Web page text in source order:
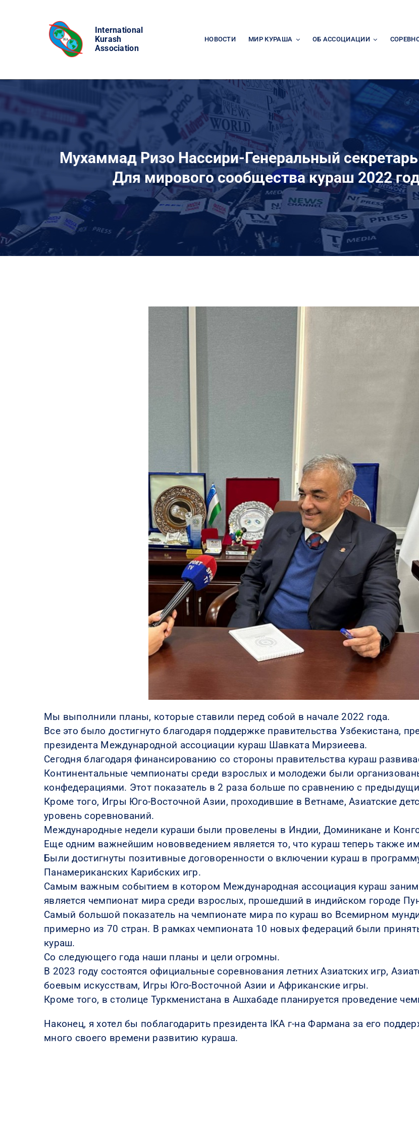
International
Kurash
Association
НОВОСТИ МИР КУРАША ОБ АССОЦИАЦИИ
Мухаммад Ризо Нассири-Генеральный секретарь
Для мирового сообщества кураш 2022
Мы выполнили планы, которые ставили перед собой в начале 2022 года.
Все это было достигнуто благодаря поддержке правительства Узбекистана,
президента Международной ассоциации кураш Шавката Мирзиеева.
Сегодня благодаря финансированию со стороны правительства кураш
Континентальные чемпионаты среди взрослых и молодежи были
конфедерациями. Этот показатель в 2 раза больше по сравнению с
Кроме того, Игры Юго-Восточной Азии, проходившие в Ветнаме, Азиатские
уровень соревнований.
Международные недели кураши были провелены в Индии, Доминикане и
Еще одним важнейшим нововведением является то, что кураш теперь также
Были достигнуты позитивные договоренности о включении кураш в
Панамериканских Карибских игр.
Самым важным событием в котором Международная ассоциация кураш
является чемпионат мира среди взрослых, прошедший в индийском городе
Самый большой показатель на чемпионате мира по кураш во Всемирном
примерно из 70 стран. В рамках чемпионата 10 новых федераций были
кураш.
Со следующего года наши планы и цели огромны.
В 2023 году состоятся официальные соревнования летних Азиатских игр,
боевым искусствам, Игры Юго-Восточной Азии и Африканские игры.
Кроме того, в столице Туркменистана в Ашхабаде планируется проведение
Наконец, я хотел бы поблагодарить президента IKA г-на Фармана за его
много своего времени развитию кураша.